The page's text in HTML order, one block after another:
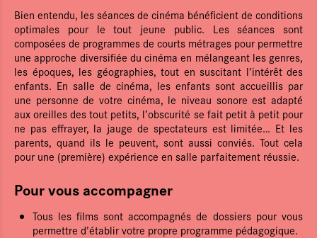
Bien entendu, les séances de cinéma bénéficient de conditions
optimales pour le tout jeune public. Les séances sont
composées de programmes de courts métrages pour permettre
une approche diversifiée du cinéma en mélangeant les genres,
les époques, les géographies, tout en suscitant l’intérêt des
enfants. En salle de cinéma, les enfants sont accueillis par
une personne de votre cinéma, le niveau sonore est adapté
aux oreilles des tout petits, l’obscurité se fait petit à petit pour
ne pas effrayer, la jauge de spectateurs est limitée… Et les
parents, quand ils le peuvent, sont aussi conviés. Tout cela
pour une (première) expérience en salle parfaitement réussie.
Pour vous accompagner
Tous les films sont accompagnés de dossiers pour vous
permettre d’établir votre propre programme pédagogique.